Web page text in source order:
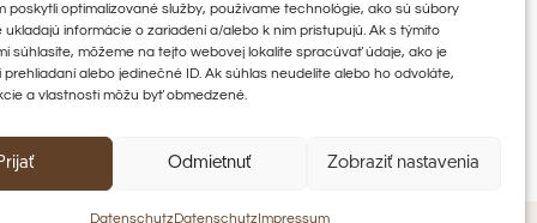
poskytli optimalizované služby, používame technológie, ako sú súbory
ukladajú informácie o zariadení a/alebo k nim pristupujú. Ak s týmito
súhlasíte, môžeme na tejto webovej lokalite spracúvať údaje, ako je
prehliadaní alebo jedinečné ID. Ak súhlas neudelíte alebo ho odvoláte,
a vlastnosti môžu byť obmedzené.
Odmietnuť Zobraziť nastavenia
DatenschutzDatenschutzImpressum
Zásady zrušenia
Odtlačok
Kontaktujte nás
Nákupný košík